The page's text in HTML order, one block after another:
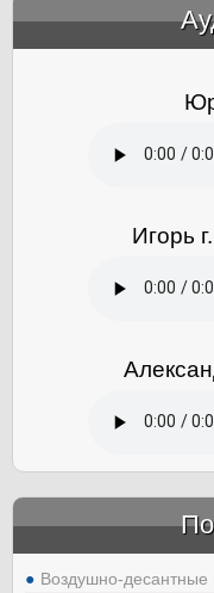
Игорь
Воздушно-десантные